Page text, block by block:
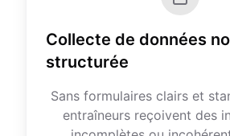
Collecte de données
structurée
Sans formulaires clairs et
entraîneurs reçoivent des